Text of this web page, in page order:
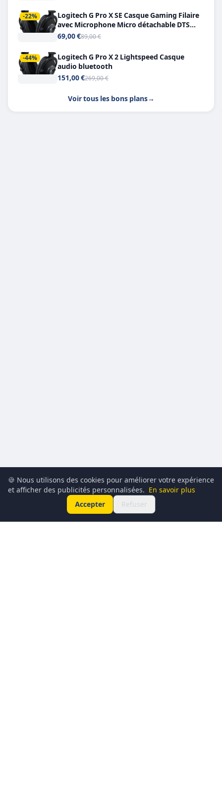
-22%
Logitech G Pro X SE Casque Gaming Filaire
avec Microphone Micro détachable DTS
Headphone X 7.1
69,00 €89,00 €
-44%
Logitech G Pro X 2 Lightspeed Casque
audio bluetooth
151,00 €269,00 €
Voir tous les bons plans→
🍪 Nous utilisons des cookies pour améliorer votre expérience
et afficher des publicités personnalisées. En savoir plus
Accepter
Refuser